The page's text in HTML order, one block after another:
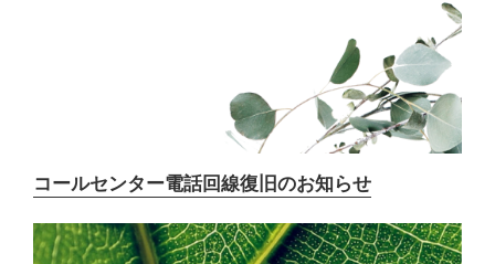
コールセンター電話回線復旧のお知らせ